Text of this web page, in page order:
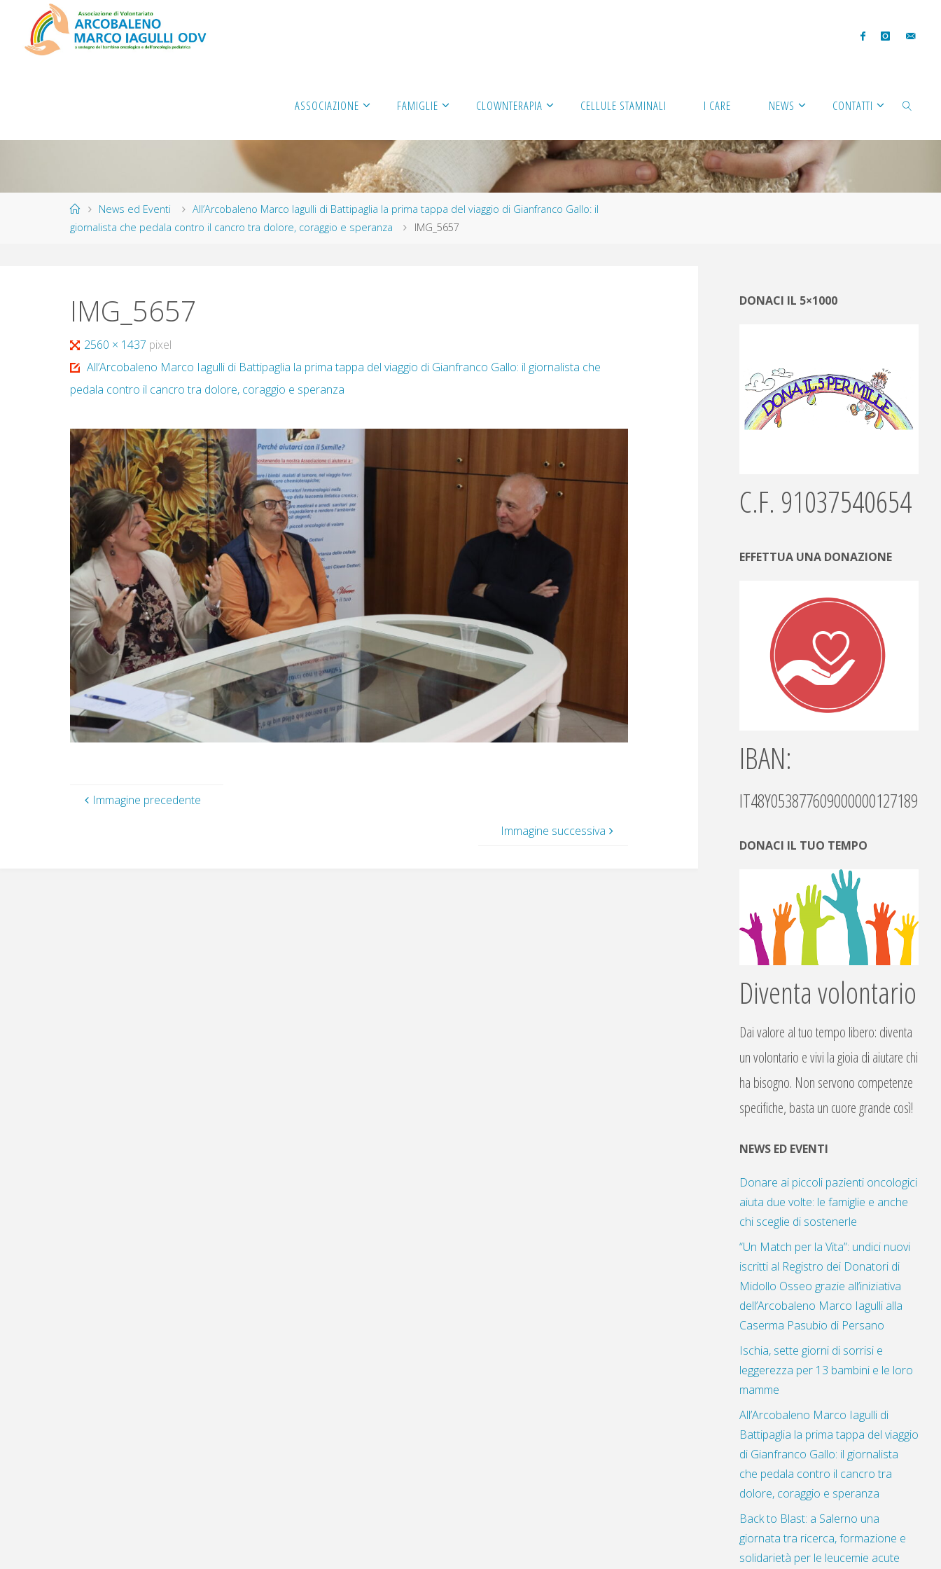
contenuto
ASSOCIAZIONE FAMIGLIE CLOWNTERAPIA CELLULE STAMINALI I CARE NEWS CONTATTI
HomeNews ed Eventi
All’Arcobaleno Marco Iagulli di Battipaglia la prima tappa del viaggio di Gianfranco Gallo: il
giornalista che pedala contro il cancro tra dolore, coraggio e speranza
IMG_5657
IMG_5657
Tutta
larghezza
2560 × 1437 pixel
All’Arcobaleno Marco Iagulli di Battipaglia la prima tappa del viaggio di Gianfranco Gallo: il giornalista che
pedala contro il cancro tra dolore, coraggio e speranza
Immagine precedente
Immagine successiva
DONACI IL 5×1000
C.F. 91037540654
EFFETTUA UNA DONAZIONE
IBAN:
IT48Y0538776090000001271892
DONACI IL TUO TEMPO
Diventa volontario
Dai valore al tuo tempo libero: diventa
un volontario e vivi la gioia di aiutare chi
ha bisogno. Non servono competenze
specifiche, basta un cuore grande così!
NEWS ED EVENTI
Donare ai piccoli pazienti oncologici
aiuta due volte: le famiglie e anche
chi sceglie di sostenerle
“Un Match per la Vita”: undici nuovi
iscritti al Registro dei Donatori di
Midollo Osseo grazie all’iniziativa
dell’Arcobaleno Marco Iagulli alla
Caserma Pasubio di Persano
Ischia, sette giorni di sorrisi e
leggerezza per 13 bambini e le loro
mamme
All’Arcobaleno Marco Iagulli di
Battipaglia la prima tappa del viaggio
di Gianfranco Gallo: il giornalista
che pedala contro il cancro tra
dolore, coraggio e speranza
Back to Blast: a Salerno una
giornata tra ricerca, formazione e
solidarietà per le leucemie acute